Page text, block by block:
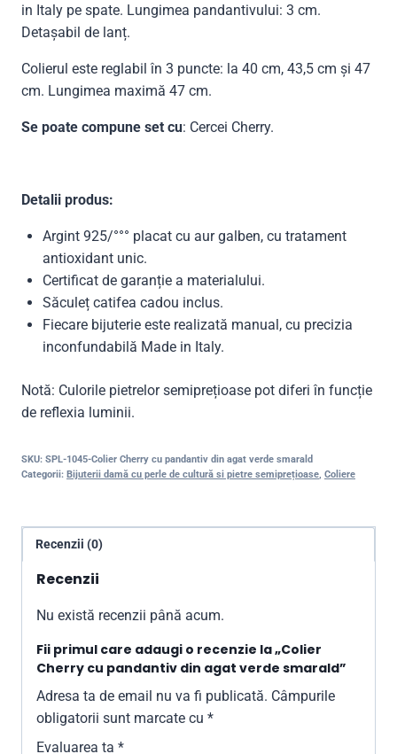
in Italy pe spate. Lungimea pandantivului: 3 cm.
Detașabil de lanț.
Colierul este reglabil în 3 puncte: la 40 cm, 43,5 cm și 47
cm. Lungimea maximă 47 cm.
Se poate compune set cu: Cercei Cherry.
Detalii produs:
Argint 925/°°° placat cu aur galben, cu tratament
antioxidant unic.
Certificat de garanție a materialului.
Săculeț catifea cadou inclus.
Fiecare bijuterie este realizată manual, cu precizia
inconfundabilă Made in Italy.
Notă: Culorile pietrelor semiprețioase pot diferi în funcție
de reflexia luminii.
SKU: SPL-1045-Colier Cherry cu pandantiv din agat verde smarald
Categorii: Bijuterii damă cu perle de cultură si pietre semiprețioase, Coliere
Recenzii (0)
Recenzii
Nu există recenzii până acum.
Fii primul care adaugi o recenzie la „Colier
Cherry cu pandantiv din agat verde smarald”
Adresa ta de email nu va fi publicată. Câmpurile
obligatorii sunt marcate cu *
Evaluarea ta *